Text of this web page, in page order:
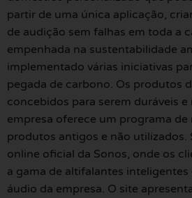
partir de uma única aplicação,
de audição sem falhas em toda a
empenhada na sustentabilidade
implementado várias iniciativas
pegada de carbono. Os produtos
concebidos para serem duráveis e
empresa oferece um programa de
produtos antigos e não utilizados.
online oficial da Sonos, onde os
a gama de altifalantes
áudio da empresa. O site